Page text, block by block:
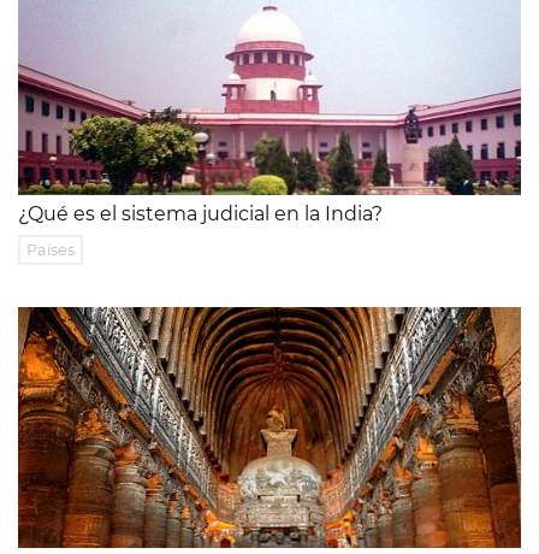
¿Qué es el sistema judicial en la India?
Países